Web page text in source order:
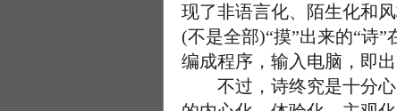
现了非语言化、陌生化和
(不是全部)“摸”出来的“诗
编成程序，输入电脑，即
不过，诗终究是十分心